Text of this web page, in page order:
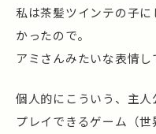
私は茶髪ツインテの子
かったので。
アミさんみたいな表情し
個人的にこういう、主
プレイできるゲーム（